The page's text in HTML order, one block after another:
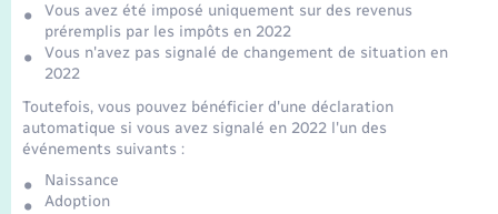
Vous avez été imposé uniquement sur des revenus
préremplis par les impôts en 2022
Vous n'avez pas signalé de changement de situation en
2022
Toutefois, vous pouvez bénéficier d'une déclaration
automatique si vous avez signalé en 2022 l'un des
événements suivants :
Naissance
Adoption